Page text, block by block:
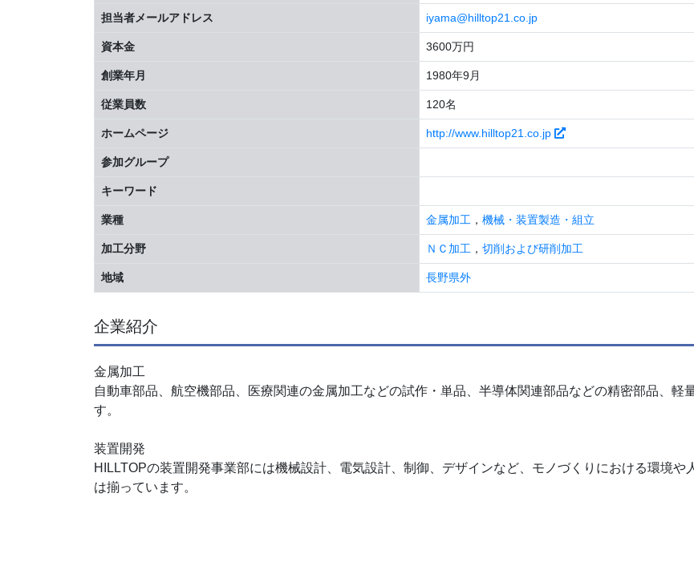
担当者メールアドレス iyama@hilltop21.co.jp
資本金 3600万円
創業年月 1980年9月
従業員数 120名
ホームページ http://www.hilltop21.co.jp
参加グループ
キーワード
業種 金属加工 ， 機械・装置製造・組立
加工分野 ＮＣ加工 ， 切削および研削加工
地域 長野県外
企業紹介
金属加工
自動車部品、航空機部品、医療関連の金属加工などの試作・単品、半導体関連部品などの精密部品、軽
す。
装置開発
HILLTOPの装置開発事業部には機械設計、電気設計、制御、デザインなど、モノづくりにおける環境
は揃っています。